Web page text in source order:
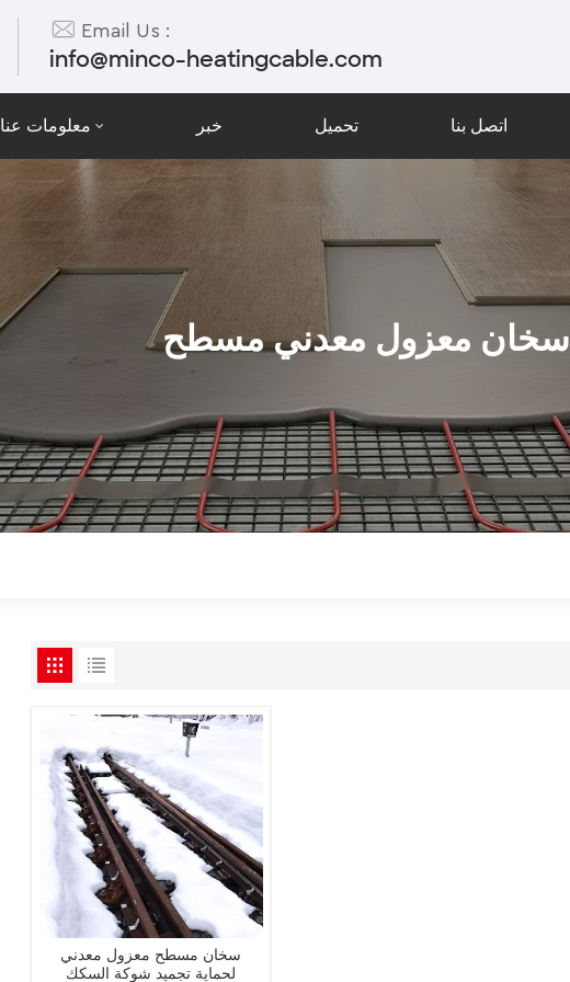
Email Us :
info@minco-heatingcable.com
معلومات عنا خبر تحميل اتصل بنا
سخان معزول معدني مسطح
سخان مسطح معزول معدني
لحماية تجميد شوكة السكك